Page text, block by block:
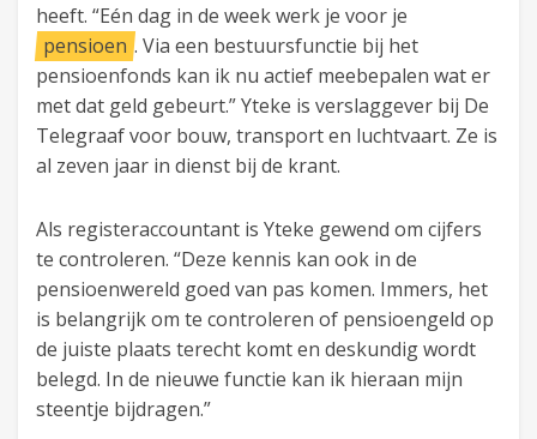
heeft. “Eén dag in de week werk je voor je
pensioen . Via een bestuursfunctie bij het
pensioenfonds kan ik nu actief meebepalen wat er
met dat geld gebeurt.” Yteke is verslaggever bij De
Telegraaf voor bouw, transport en luchtvaart. Ze is
al zeven jaar in dienst bij de krant.
Als registeraccountant is Yteke gewend om cijfers
te controleren. “Deze kennis kan ook in de
pensioenwereld goed van pas komen. Immers, het
is belangrijk om te controleren of pensioengeld op
de juiste plaats terecht komt en deskundig wordt
belegd. In de nieuwe functie kan ik hieraan mijn
steentje bijdragen.”